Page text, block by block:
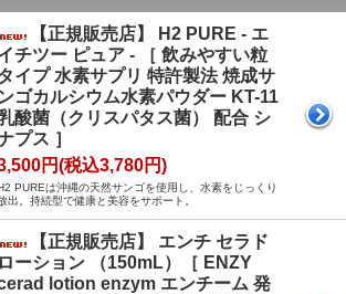
【正規販売店】 H2 PURE - エ
チツー ピュア - ［ 飲みやすい粒
イプ 水素サプリ 特許製法 焼成サ
ンゴカルシウム水素パウダー KT-11
酸菌（クリスパタス菌） 配合 シ
プス ］
円(税込3,780円)
PUREは沖縄の天然サンゴを使用し、水素をじっくり
出。持続型で健康と美容をサポート。
【正規販売店】 エンチ セラド
ローション （150mL）［ ENZY
lotion enzym エンチーム 発